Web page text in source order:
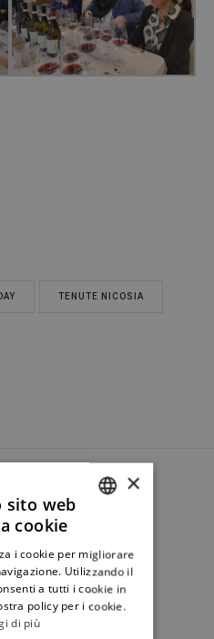
TENUTE NICOSIA
ENGLISH
×
sito web
cookie
i cookie per migliorare
Utilizzando il
a tutti i cookie in
policy per i cookie.
di più